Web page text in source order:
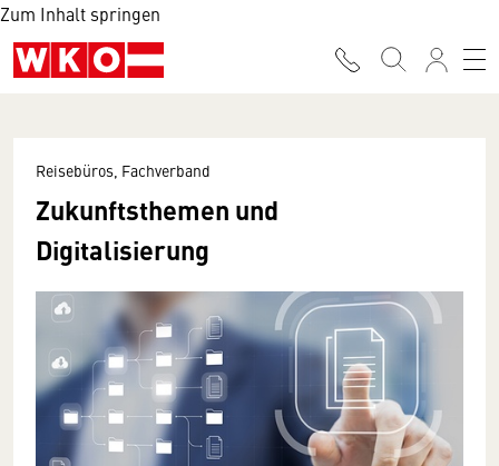
Zum Inhalt springen
Reisebüros, Fachverband
Zukunftsthemen und
Digitalisierung